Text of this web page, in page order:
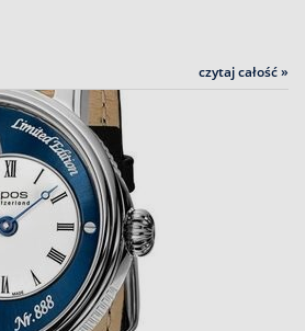
czytaj całość »